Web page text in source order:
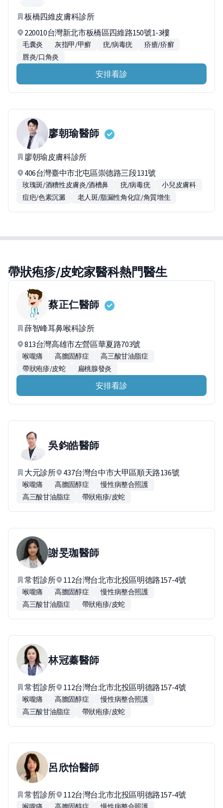
板橋四維皮膚科診所
220010台灣新北市板橋區四維路150號1-3樓
毛囊炎 灰指甲/甲癬 疣/病毒疣
疥瘡/疥癬
唇炎/口角炎
安排看診
廖朝瑜醫師
廖朝瑜皮膚科診所
406台灣臺中市北屯區崇德路三段131號
玫瑰斑/酒糟性皮膚炎/酒槽鼻 疣/病毒疣
小兒皮膚科
痘疤/色素沉澱
老人斑/脂漏性角化症/角質增生
帶狀疱疹/皮蛇家醫科熱門醫生
蔡正仁醫師
薛智峰耳鼻喉科診所
813台灣高雄市左營區華夏路703號
喉嚨痛 高膽固醇症
高三酸甘油脂症
帶狀疱疹/皮蛇
扁桃腺發炎
安排看診
吳鈞皓醫師
大元診所 437台灣台中市大甲區順天路136號
喉嚨痛 高膽固醇症
慢性病整合照護
高三酸甘油脂症
帶狀疱疹/皮蛇
謝旻珈醫師
常哲診所 112台灣台北市北投區明德路157-4號
喉嚨痛 高膽固醇症
慢性病整合照護
高三酸甘油脂症
帶狀疱疹/皮蛇
林冠蓁醫師
常哲診所 112台灣台北市北投區明德路157-4號
喉嚨痛 高膽固醇症
慢性病整合照護
高三酸甘油脂症
帶狀疱疹/皮蛇
呂欣怡醫師
常哲診所 112台灣台北市北投區明德路157-4號